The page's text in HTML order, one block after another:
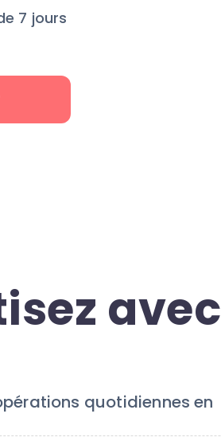
7 jours
avec
quotidiennes en